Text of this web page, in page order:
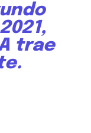
trae